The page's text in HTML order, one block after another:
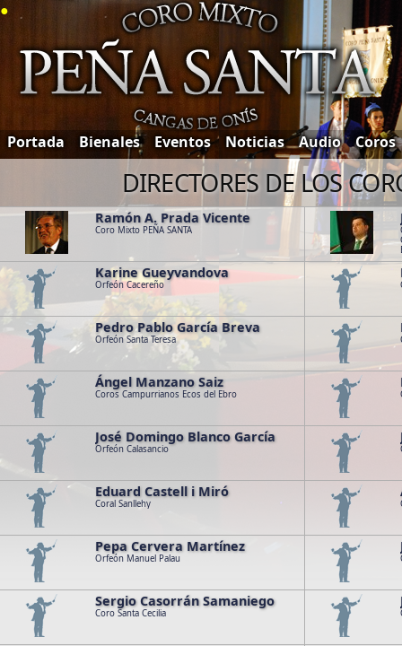
●
Portada Bienales Eventos Noticias Audio Coros
DIRECTORES DE LOS
Ramón A. Prada Vicente
Coro Mixto PEÑA SANTA
Array ( )
Array ( [0]
Coro Mixto
de Onís
[file_escudo]
=>
) [1] =>
Coro infantil
=> Cangas
[file_escudo]
[id] => 56
"Ciudad de
Cangas de
=>
Karine Gueyvandova
Orfeón Cacereño
Array ( ) Array ( )
Pedro Pablo García Breva
Orfeón Santa Teresa
Array ( ) Array ( )
Ángel Manzano Saiz
Coros Campurrianos Ecos del Ebro
Array ( ) Array ( )
José Domingo Blanco García
Orfeón Calasancio
Array ( ) Array ( )
Eduard Castell i Miró
Coral Sanllehy
Array ( ) Array ( )
Pepa Cervera Martínez
Orfeón Manuel Palau
Array ( ) Array ( )
Sergio Casorrán Samaniego
Coro Santa Cecilia